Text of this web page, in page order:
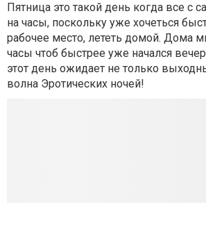
Пятница это такой день когда все с
на часы, поскольку уже хочеться
рабочее место, лететь домой. Дома
часы чтоб быстрее уже начался
этот день ожидает не только
волна Эротических ночей!